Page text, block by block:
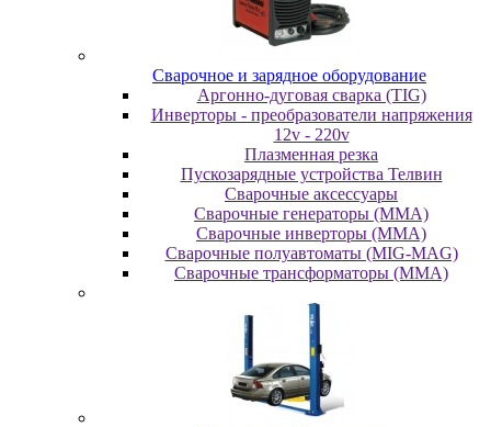
Cвapoчнoe и зарядное оборудование
Аргонно-дуговая сварка (TIG)
Инверторы - преобразователи напряжения
12v - 220v
Плазменная резка
Пускозарядные устройства Телвин
Сварочные аксессуары
Сварочные генераторы (MMA)
Сварочные инверторы (MMA)
Сварочные полуавтоматы (MIG-MAG)
Сварочные трансформаторы (MMA)